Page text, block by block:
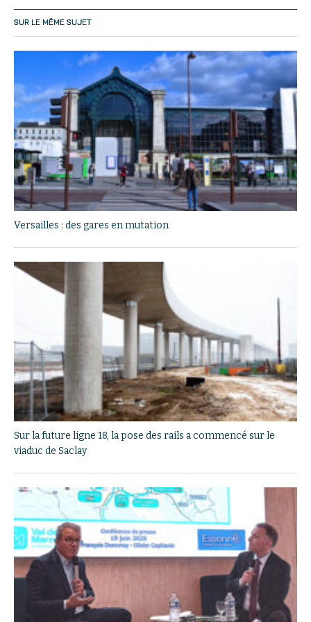
SUR LE MÊME SUJET
Versailles : des gares en mutation
Sur la future ligne 18, la pose des rails a commencé sur le
viaduc de Saclay